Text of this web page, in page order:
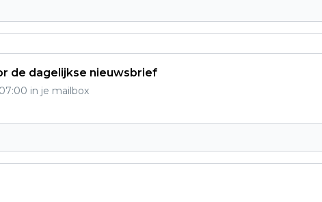
de dagelijkse nieuwsbrief
in je mailbox